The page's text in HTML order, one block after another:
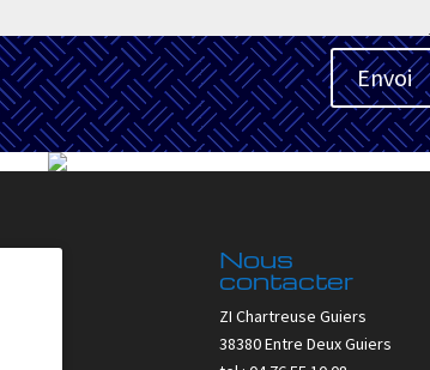
Envoi
Nous
contacter
ZI Chartreuse Guiers
38380 Entre Deux Guiers